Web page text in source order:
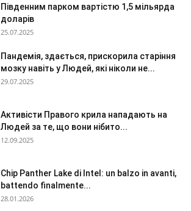
Південним парком вартістю 1,5 мільярда
доларів
25.07.2025
Пандемія, здається, прискорила старіння
мозку навіть у Людей, які ніколи не...
29.07.2025
Активісти Правого крила нападають на
Людей за те, що вони нібито...
12.09.2025
Chip Panther Lake di Intel: un balzo in avanti,
battendo finalmente...
28.01.2026